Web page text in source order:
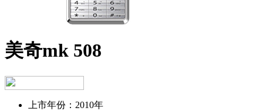
美奇mk 508
上市年份： 2010年